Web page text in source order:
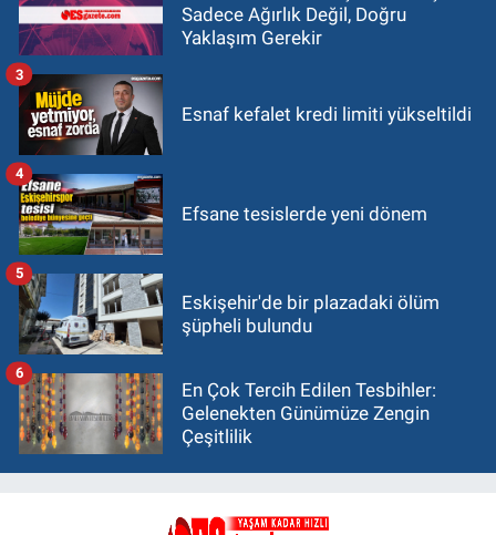
Sadece Ağırlık Değil, Doğru
Yaklaşım Gerekir
Esnaf kefalet kredi limiti yükseltildi
3
Efsane tesislerde yeni dönem
4
Eskişehir'de bir plazadaki ölüm
şüpheli bulundu
5
En Çok Tercih Edilen Tesbihler:
Gelenekten Günümüze Zengin
Çeşitlilik
6